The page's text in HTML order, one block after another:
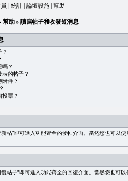
統計 論壇設施 幫助
幫助 » 讀寫帖子和收發短消息
？
嗎？
表的帖子？
附件？
投票？
帖”即可進入功能齊全的發帖介面。當然您也可以
帖子”即可進入功能齊全的回復介面。當然您也可